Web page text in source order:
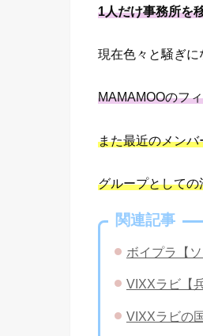
1人だけ事務所を
現在色々と騒ぎに
MAMAMOOのフ
また最近のメン
グループとして
関連記事
ボイプラ【
VIXXラビ【
VIXXラビの